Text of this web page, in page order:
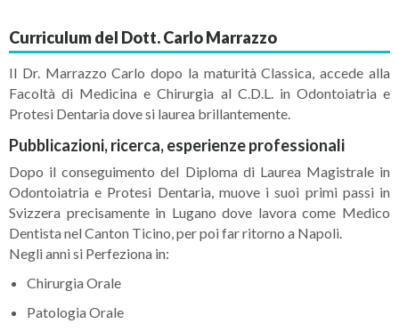
Curriculum del Dott. Carlo Marrazzo
Il Dr. Marrazzo Carlo dopo la maturità Classica, accede alla
Facoltà di Medicina e Chirurgia al C.D.L. in Odontoiatria e
Protesi Dentaria dove si laurea brillantemente.
Pubblicazioni, ricerca, esperienze professionali
Dopo il conseguimento del Diploma di Laurea Magistrale in
Odontoiatria e Protesi Dentaria, muove i suoi primi passi in
Svizzera precisamente in Lugano dove lavora come Medico
Dentista nel Canton Ticino, per poi far ritorno a Napoli.
Negli anni si Perfeziona in:
Chirurgia Orale
Patologia Orale